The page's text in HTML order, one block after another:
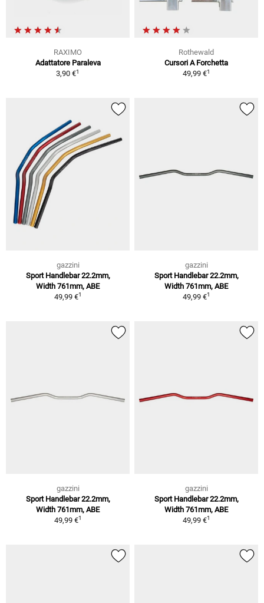
RAXIMO
Adattatore Paraleva
3,90 €1
Rothewald
Cursori A Forchetta
49,99 €1
gazzini
Sport Handlebar 22.2mm,
Width 761mm, ABE
49,99 €1
gazzini
Sport Handlebar 22.2mm,
Width 761mm, ABE
49,99 €1
gazzini
Sport Handlebar 22.2mm,
Width 761mm, ABE
49,99 €1
gazzini
Sport Handlebar 22.2mm,
Width 761mm, ABE
49,99 €1